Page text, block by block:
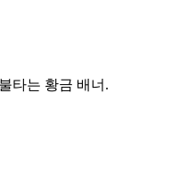
타는 황금 배너.